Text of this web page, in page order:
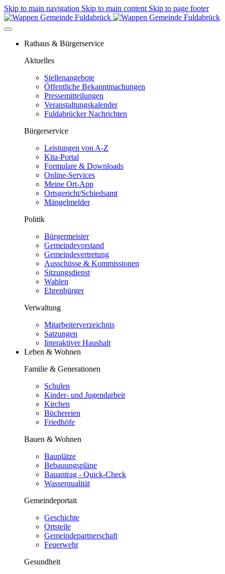
Skip to main navigation Skip to main content Skip to page footer
Rathaus & Bürgerservice
Aktuelles
Stellenangebote
Öffentliche Bekanntmachungen
Pressemitteilungen
Veranstaltungskalender
Fuldabrücker Nachrichten
Bürgerservice
Leistungen von A-Z
Kita-Portal
Formulare & Downloads
Online-Services
Meine Ort-App
Ortsgericht/Schiedsamt
Mängelmelder
Politik
Bürgermeister
Gemeindevorstand
Gemeindevertretung
Ausschüsse & Kommissionen
Sitzungsdienst
Wahlen
Ehrenbürger
Verwaltung
Mitarbeiterverzeichnis
Satzungen
Interaktiver Haushalt
Leben & Wohnen
Familie & Generationen
Schulen
Kinder- und Jugendarbeit
Kirchen
Büchereien
Friedhöfe
Bauen & Wohnen
Bauplätze
Bebauungspläne
Bauantrag - Quick-Check
Wasserqualität
Gemeindeportait
Geschichte
Ortsteile
Gemeindepartnerschaft
Feuerwehr
Gesundheit